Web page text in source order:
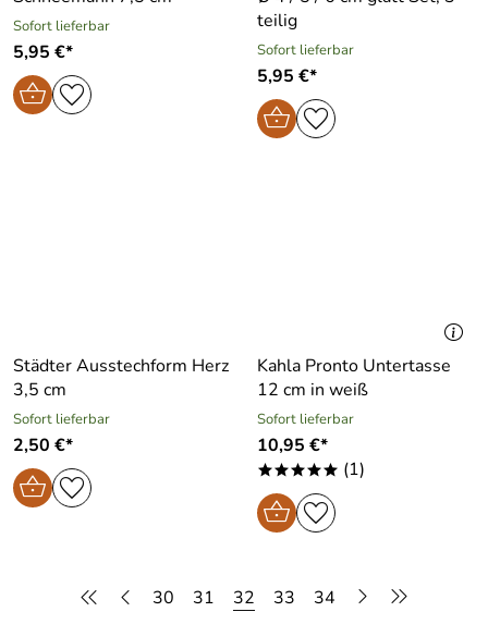
Sofort lieferbar
5,95 €*
teilig
Sofort lieferbar
5,95 €*
Städter Ausstechform Herz
3,5 cm
Sofort lieferbar
2,50 €*
Kahla Pronto Untertasse
12 cm in weiß
Sofort lieferbar
10,95 €*
***** (1)
30 31 32 33 34